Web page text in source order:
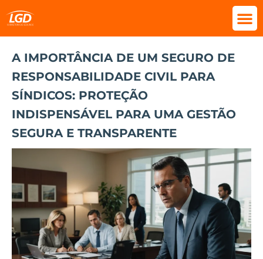
A IMPORTÂNCIA DE UM SEGURO DE
RESPONSABILIDADE CIVIL PARA
SÍNDICOS: PROTEÇÃO
INDISPENSÁVEL PARA UMA GESTÃO
SEGURA E TRANSPARENTE